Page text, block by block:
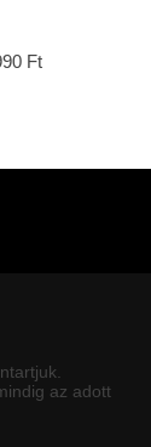
Ft
az adott